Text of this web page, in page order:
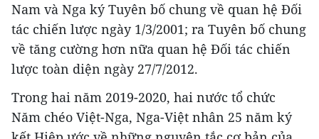
Nam và Nga ký Tuyên bố chung về quan hệ Đối
tác chiến lược ngày 1/3/2001; ra Tuyên bố chung
về tăng cường hơn nữa quan hệ Đối tác chiến
lược toàn diện ngày 27/7/2012.
Trong hai năm 2019-2020, hai nước tổ chức
Năm chéo Việt-Nga, Nga-Việt nhân 25 năm ký